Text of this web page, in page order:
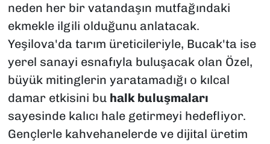
neden her bir vatandaşın mutfağındaki
ekmekle ilgili olduğunu anlatacak.
Yeşilova'da tarım üreticileriyle, Bucak'ta ise
yerel sanayi esnafıyla buluşacak olan Özel,
büyük mitinglerin yaratamadığı o kılcal
damar etkisini bu halk buluşmaları
sayesinde kalıcı hale getirmeyi hedefliyor.
Gençlerle kahvehanelerde ve dijital üretim